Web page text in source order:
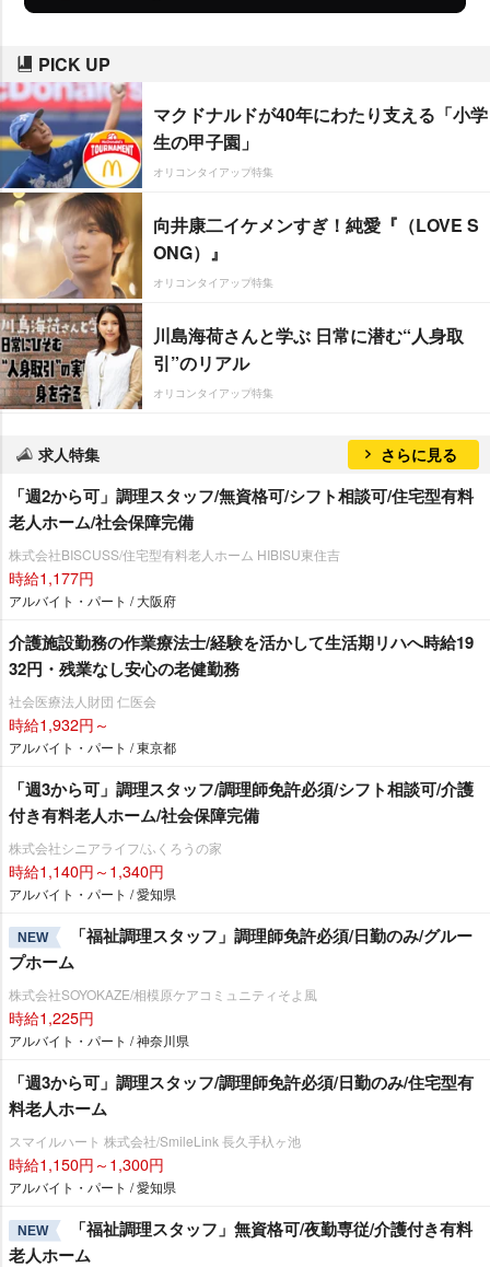
PICK UP
マクドナルドが40年にわたり支える「小学
生の甲子園」
オリコンタイアップ特集
向井康二イケメンすぎ！純愛『（LOVE S
ONG）』
オリコンタイアップ特集
川島海荷さんと学ぶ 日常に潜む“人身取
引”のリアル
オリコンタイアップ特集
求人特集 さらに見る
「週2から可」調理スタッフ/無資格可/シフト相談可/住宅型有料
老人ホーム/社会保障完備
株式会社BISCUSS/住宅型有料老人ホーム HIBISU東住吉
時給1,177円
アルバイト・パート / 大阪府
介護施設勤務の作業療法士/経験を活かして生活期リハへ時給19
32円・残業なし安心の老健勤務
社会医療法人財団 仁医会
時給1,932円～
アルバイト・パート / 東京都
「週3から可」調理スタッフ/調理師免許必須/シフト相談可/介護
付き有料老人ホーム/社会保障完備
株式会社シニアライフ/ふくろうの家
時給1,140円～1,340円
アルバイト・パート / 愛知県
NEW
「福祉調理スタッフ」調理師免許必須/日勤のみ/グルー
プホーム
株式会社SOYOKAZE/相模原ケアコミュニティそよ風
時給1,225円
アルバイト・パート / 神奈川県
「週3から可」調理スタッフ/調理師免許必須/日勤のみ/住宅型有
料老人ホーム
スマイルハート 株式会社/SmileLink 長久手杁ヶ池
時給1,150円～1,300円
アルバイト・パート / 愛知県
NEW
「福祉調理スタッフ」無資格可/夜勤専従/介護付き有料
老人ホーム